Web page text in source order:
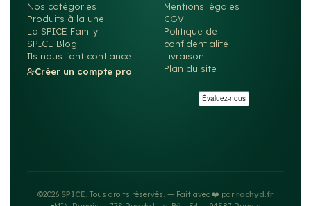
Nos catégories
Produits à la une
La SPICE Family
SPICE Blog
Ils nous font confiance
Créer un compte pro
Mentions légales
CGV
Politique de
confidentialité
Livraison
Plan du site
©2026 SPICE. Tous droits réservés. — Fait avec ❤️ parrachyd.fr